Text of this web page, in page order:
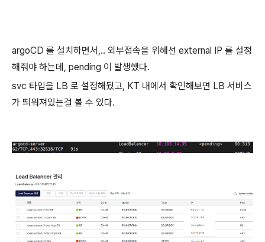
argoCD 를 설치하면서,.. 외부접속을 위해선 external IP 를 설정
해줘야 하는데, pending 이 발생했다.
svc 타입을 LB 로 설정해뒀고, KT 내에서 확인해보면 LB 서비스
가 띄워져있는걸 볼 수 있다.